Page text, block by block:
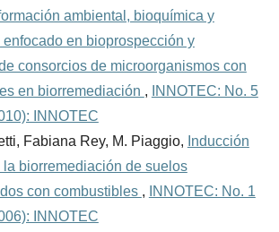
ambiental, bioquímica y
en bioprospección y
consorcios de microorganismos con
en biorremediación ,
INNOTEC: No. 5
INNOTEC
Fabiana Rey, M. Piaggio, Inducción
la biorremediación de suelos
con combustibles ,
INNOTEC: No. 1
INNOTEC